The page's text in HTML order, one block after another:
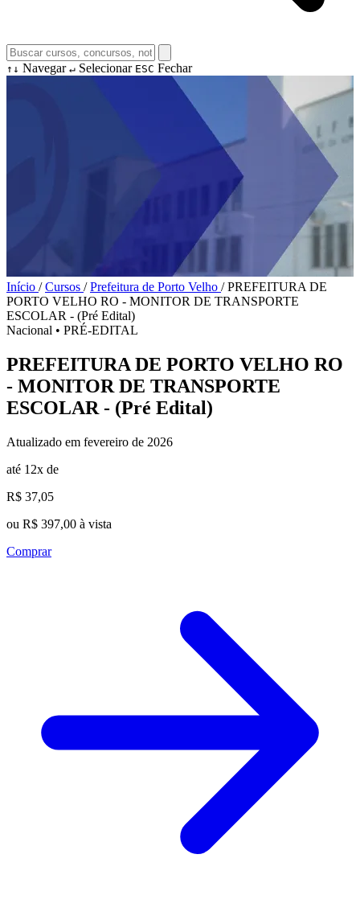
↑↓ Navegar ↵ Selecionar ESC Fechar
Início / Cursos / Prefeitura de Porto Velho / PREFEITURA DE
PORTO VELHO RO - MONITOR DE TRANSPORTE
ESCOLAR - (Pré Edital)
Nacional • PRÉ-EDITAL
PREFEITURA DE PORTO VELHO RO
- MONITOR DE TRANSPORTE
ESCOLAR - (Pré Edital)
Atualizado em fevereiro de 2026
até 12x de
R$ 37,05
ou R$ 397,00 à vista
Comprar